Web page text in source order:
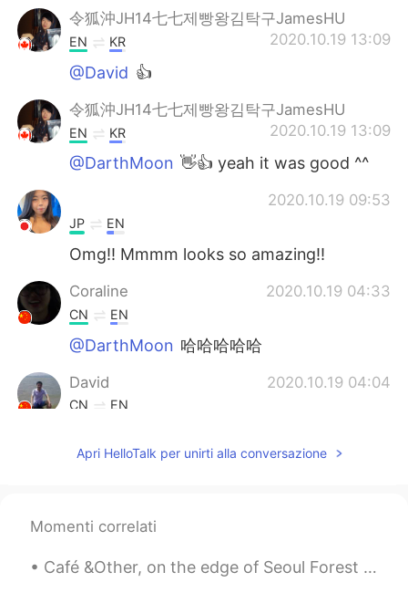
令狐沖JH14七七제빵왕김탁구JamesHU
2020.10.19 13:09
EN KR
@David 👍
令狐沖JH14七七제빵왕김탁구JamesHU
2020.10.19 13:09
EN KR
@DarthMoon 👋👍 yeah it was good ^^
2020.10.19 09:53
JP EN
Omg!! Mmmm looks so amazing!!
Coraline 2020.10.19 04:33
CN EN
@DarthMoon 哈哈哈哈哈
David 2020.10.19 04:04
CN EN
花了100年的修行，最后被端上桌了。
Apri HelloTalk per unirti alla conversazione
Momenti correlati
Café &Other, on the edge of Seoul Forest (of course in Seoul!) The café has some outdoor, poolsi...